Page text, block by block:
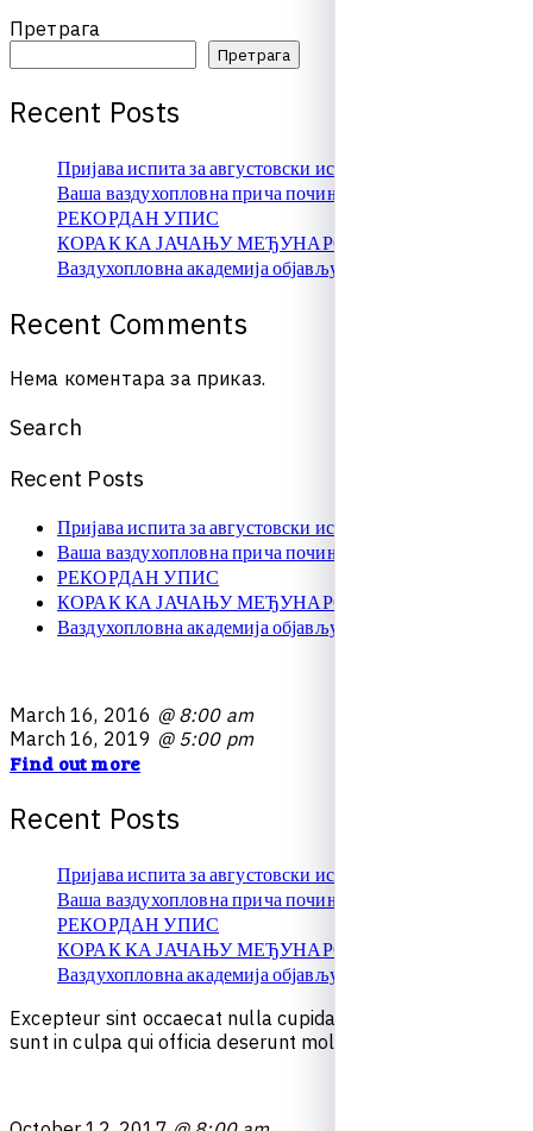
Претрага
Претрага
Recent Posts
Пријава испита за августовски испитни рок
Ваша ваздухопловна прича почиње овде!
РЕКОРДАН УПИС
КОРАК КА ЈАЧАЊУ МЕЂУНАРОДНЕ САРАДЊЕ
Ваздухопловна академија објављује упис на � …
Recent Comments
Нема коментара за приказ.
Search
Recent Posts
Пријава испита за августовски испитни рок
Ваша ваздухопловна прича почиње овде!
РЕКОРДАН УПИС
КОРАК КА ЈАЧАЊУ МЕЂУНАРОДНЕ САРАДЊЕ
Ваздухопловна академија објављује упис на � …
March 16, 2016 @ 8:00 am
March 16, 2019 @ 5:00 pm
Find out more
Recent Posts
Пријава испита за августовски испитни рок
Ваша ваздухопловна прича почиње овде!
РЕКОРДАН УПИС
КОРАК КА ЈАЧАЊУ МЕЂУНАРОДНЕ САРАДЊЕ
Ваздухопловна академија објављује упис на � …
Excepteur sint occaecat nulla cupida
sunt in culpa qui officia deserunt mol